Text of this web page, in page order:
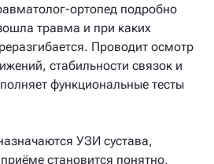
ортопед подробно
травма и при каких
Проводит осмотр
стабильности связок и
функциональные тесты
УЗИ сустава,
становится понятно,